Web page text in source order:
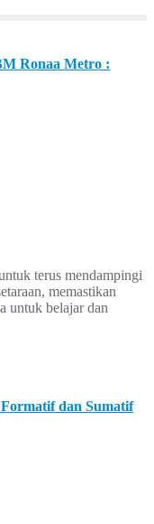
Ronaa Metro :
terus mendampingi
memastikan
untuk belajar dan
dan Sumatif